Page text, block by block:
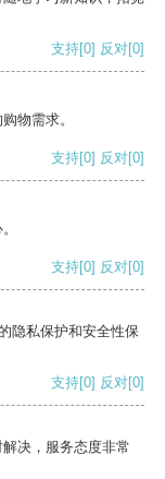
支持[0] 反对[0]
物需求。
支持[0] 反对[0]
支持[0] 反对[0]
隐私保护和安全性保
支持[0] 反对[0]
决，服务态度非常